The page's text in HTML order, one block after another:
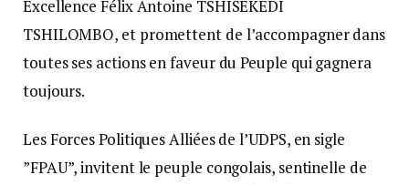
Excellence Félix Antoine TSHISEKEDI
TSHILOMBO, et promettent de l’accompagner dans
toutes ses actions en faveur du Peuple qui gagnera
toujours.
Les Forces Politiques Alliées de l’UDPS, en sigle
”FPAU”, invitent le peuple congolais, sentinelle de